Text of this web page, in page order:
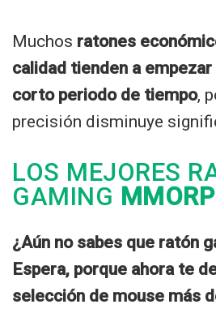
Muchos ratones
calidad tienden a
corto periodo de tiempo,
precisión disminuye
LOS MEJORES
GAMING
¿Aún no sabes que ratón
Espera, porque ahora te
selección de mouse más